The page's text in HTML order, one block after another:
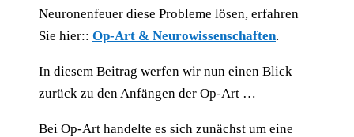
Neuronenfeuer diese Probleme lösen, erfahren
Sie hier:: Op-Art & Neurowissenschaften.
In diesem Beitrag werfen wir nun einen Blick
zurück zu den Anfängen der Op-Art …
Bei Op-Art handelte es sich zunächst um eine